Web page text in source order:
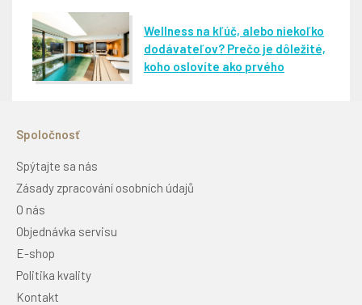
Wellness na kľúč, alebo niekoľko
dodávateľov? Prečo je dôležité,
koho oslovíte ako prvého
Spoločnosť
Spýtajte sa nás
Zásady zpracování osobních údajů
O nás
Objednávka servisu
E-shop
Politika kvality
Kontakt